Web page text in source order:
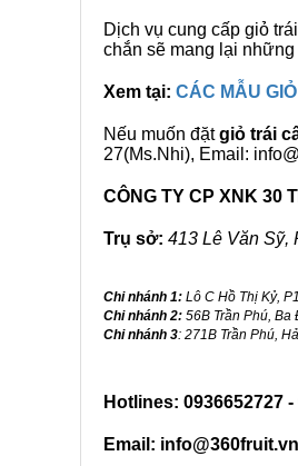
Dịch vụ cung cấp giỏ
chắn sẽ mang lại
Xem tại: CÁC MẪU
Nếu muốn đặtgiỏ trái
27(Ms.Nhi), Email:
CÔNG TY CP XNK 30
Trụ sở: 413 Lê Văn Sỹ,
Chi nhánh 1: Lô C Hồ Thị Kỷ,
Chi nhánh 2: 56B Trần Phú, Ba
Chi nhánh 3: 271B Trần Phú,
Hotlines: 0936652727 -
Email: info@360fruit.vn